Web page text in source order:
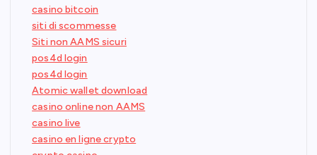
casino bitcoin
siti di scommesse
Siti non AAMS sicuri
pos4d login
pos4d login
Atomic wallet download
casino online non AAMS
casino live
casino en ligne crypto